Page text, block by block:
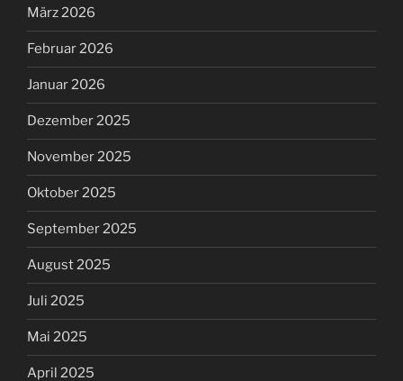
März 2026
Februar 2026
Januar 2026
Dezember 2025
November 2025
Oktober 2025
September 2025
August 2025
Juli 2025
Mai 2025
April 2025